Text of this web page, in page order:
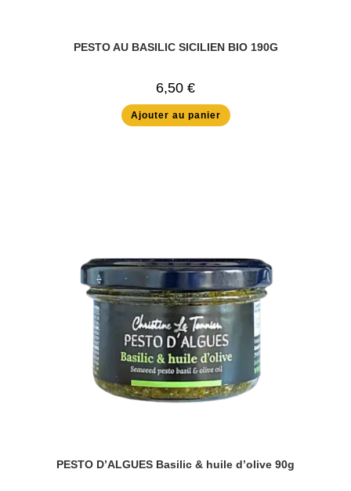
PESTO AU BASILIC SICILIEN BIO 190G
6,50 €
Ajouter au panier
PESTO D’ALGUES Basilic & huile d’olive 90g